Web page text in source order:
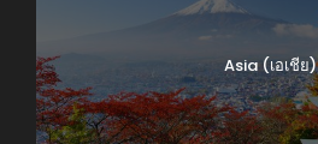
Asia (เอเชีย)